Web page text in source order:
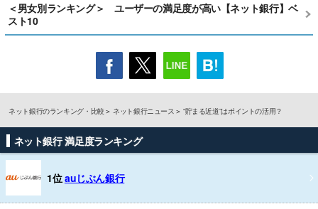
＜男女別ランキング＞ ユーザーの満足度が高い【ネット銀行】ベ
スト10
ネット銀行のランキング・比較 ネット銀行ニュース “貯まる近道”はポイントの活用？
ネット銀行 満足度ランキング
1位auじぶん銀行